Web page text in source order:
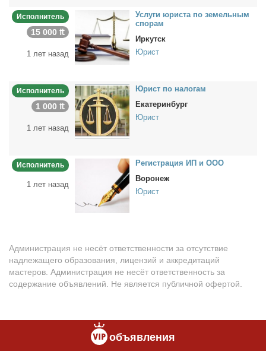
Исполнитель
15 000 ₶
1 лет назад
Услу­ги юри­ста по зе­мель­ным
спо­рам
Иркутск
Юрист
Исполнитель
1 000 ₶
1 лет назад
Юрист по на­ло­гам
Екатеринбург
Юрист
Исполнитель
1 лет назад
Ре­ги­стра­ция ИП и ООО
Воронеж
Юрист
Администрация не несёт ответственности за отсутствие
надлежащего образования, лицензий и аккредитаций
мастеров. Администрация не несёт ответственность за
содержание объявлений. Не является публичной офертой.
объявления